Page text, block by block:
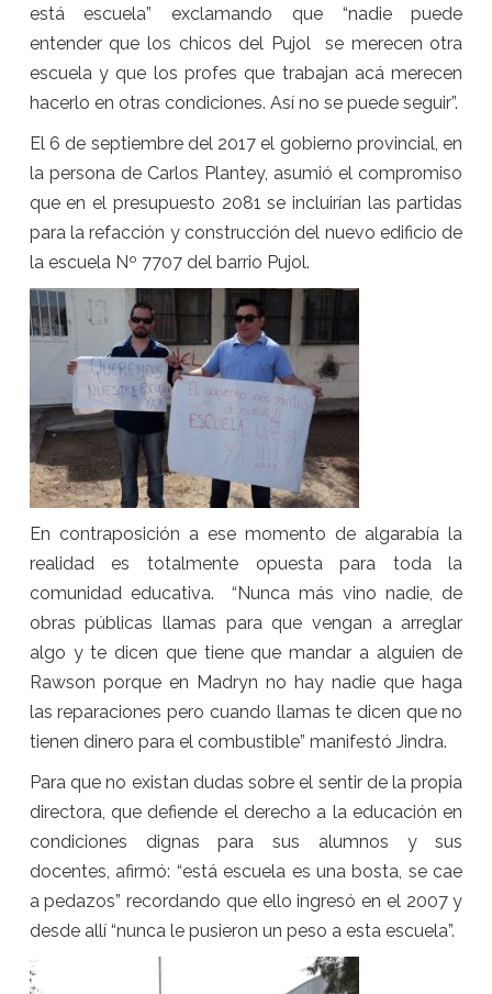
está escuela” exclamando que “nadie puede
entender que los chicos del Pujol se merecen otra
escuela y que los profes que trabajan acá merecen
hacerlo en otras condiciones. Así no se puede seguir”.
El 6 de septiembre del 2017 el gobierno provincial, en
la persona de Carlos Plantey, asumió el compromiso
que en el presupuesto 2081 se incluirían las partidas
para la refacción y construcción del nuevo edificio de
la escuela Nº 7707 del barrio Pujol.
En contraposición a ese momento de algarabía la
realidad es totalmente opuesta para toda la
comunidad educativa. “Nunca más vino nadie, de
obras públicas llamas para que vengan a arreglar
algo y te dicen que tiene que mandar a alguien de
Rawson porque en Madryn no hay nadie que haga
las reparaciones pero cuando llamas te dicen que no
tienen dinero para el combustible” manifestó Jindra.
Para que no existan dudas sobre el sentir de la propia
directora, que defiende el derecho a la educación en
condiciones dignas para sus alumnos y sus
docentes, afirmó: “está escuela es una bosta, se cae
a pedazos” recordando que ello ingresó en el 2007 y
desde allí “nunca le pusieron un peso a esta escuela”.